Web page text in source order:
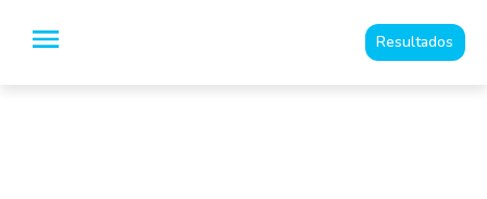
Resultados